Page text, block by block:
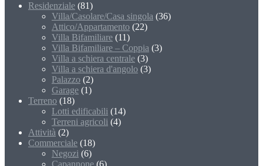
Residenziale (81)
Villa/Casolare/Casa singola (36)
Attico/Appartamento (22)
Villa Bifamiliare (11)
Villa Bifamiliare – Coppia (3)
Villa a schiera centrale (3)
Villa a schiera d'angolo (3)
Palazzo (2)
Garage (1)
Terreno (18)
Lotti edificabili (14)
Terreni agricoli (4)
Attività (2)
Commerciale (18)
Negozi (6)